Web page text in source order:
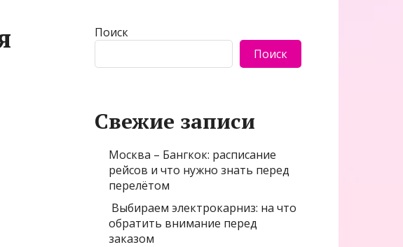
Поиск
Поиск
Свежие записи
Москва – Бангкок: расписание
рейсов и что нужно знать перед
перелётом
Выбираем электрокарниз: на что
обратить внимание перед
заказом